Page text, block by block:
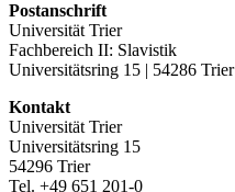
Postanschrift
Universität Trier
Fachbereich II: Slavistik
Universitätsring 15 | 54286 Trier
Kontakt
Universität Trier
Universitätsring 15
54296 Trier
Tel. +49 651 201-0